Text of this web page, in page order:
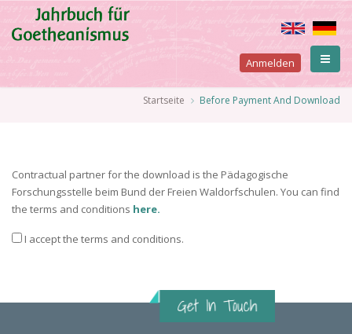
zum
Inhalt
User
account
Anmelden
PfadnavigationStartseite Before Payment And Download
Contractual partner for the download is the Pädagogische
Forschungsstelle beim Bund der Freien Waldorfschulen. You can find
the terms and conditions here.
I accept the terms and conditions.